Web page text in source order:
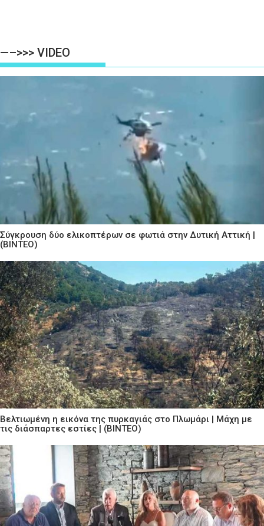
—–>>> VIDEO
Σύγκρουση δύο ελικοπτέρων σε φωτιά στην Δυτική Αττική |
(ΒΙΝΤΕΟ)
Βελτιωμένη η εικόνα της πυρκαγιάς στο Πλωμάρι | Μάχη με
τις διάσπαρτες εστίες | (ΒΙΝΤΕΟ)